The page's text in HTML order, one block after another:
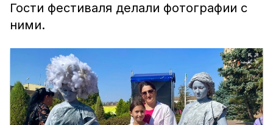
Гости фестиваля делали фотографии с
ними.